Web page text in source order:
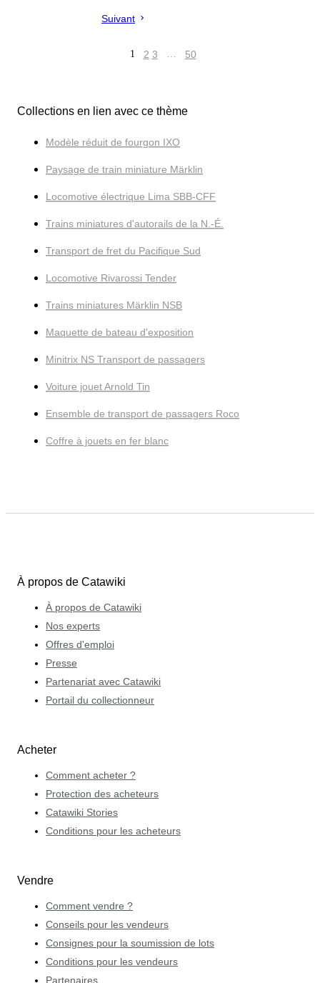
Suivant
1 2 3 … 50
Collections en lien avec ce thème
Modèle réduit de fourgon IXO
Paysage de train miniature Märklin
Locomotive électrique Lima SBB-CFF
Trains miniatures d'autorails de la N.-É.
Transport de fret du Pacifique Sud
Locomotive Rivarossi Tender
Trains miniatures Märklin NSB
Maquette de bateau d'exposition
Minitrix NS Transport de passagers
Voiture jouet Arnold Tin
Ensemble de transport de passagers Roco
Coffre à jouets en fer blanc
À propos de Catawiki
À propos de Catawiki
Nos experts
Offres d'emploi
Presse
Partenariat avec Catawiki
Portail du collectionneur
Acheter
Comment acheter ?
Protection des acheteurs
Catawiki Stories
Conditions pour les acheteurs
Vendre
Comment vendre ?
Conseils pour les vendeurs
Consignes pour la soumission de lots
Conditions pour les vendeurs
Partenaires